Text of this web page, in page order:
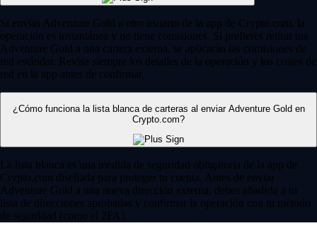
Si envías Adventure Gold a otro usuario de la app de Crypto.com, la
operación es instantánea y no tiene comisiones. Si prefieres retirar tus
Adventure Gold a una cartera externa, se aplicarán las comisiones de
red estándar. Revisa siempre los detalles de la operación y los costes de
red en la app antes de confirmar.
¿Cómo funciona la lista blanca de carteras al enviar Adventure Gold en
Crypto.com?
La lista blanca es una medida de seguridad obligatoria de la app de
Crypto.com diseñada para proteger tu cuenta. Antes de enviar
Adventure Gold a una nueva dirección externa, debes añadirla a tu
lista de direcciones aprobadas y confirmar la operación con tu método
de seguridad (como el 2FA).